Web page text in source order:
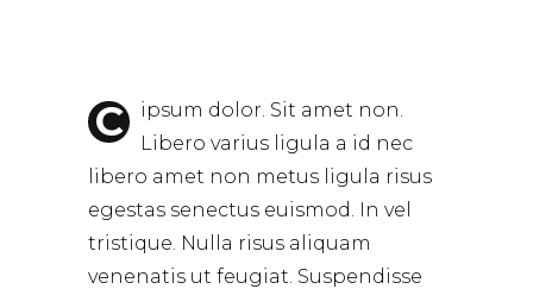
C
ipsum dolor. Sit amet non.
Libero varius ligula a id nec
libero amet non metus ligula risus
egestas senectus euismod. In vel
tristique. Nulla risus aliquam
venenatis ut feugiat. Suspendisse